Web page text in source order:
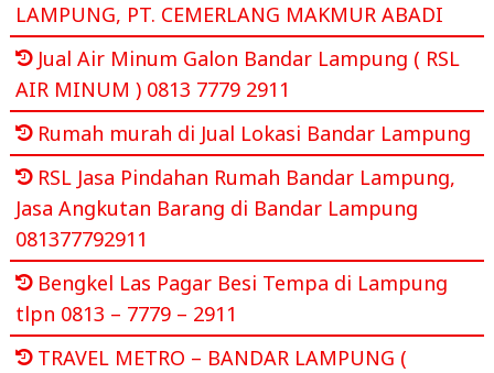
LAMPUNG, PT. CEMERLANG MAKMUR ABADI
Jual Air Minum Galon Bandar Lampung ( RSL
AIR MINUM ) 0813 7779 2911
Rumah murah di Jual Lokasi Bandar Lampung
RSL Jasa Pindahan Rumah Bandar Lampung,
Jasa Angkutan Barang di Bandar Lampung
081377792911
Bengkel Las Pagar Besi Tempa di Lampung
tlpn 0813 – 7779 – 2911
TRAVEL METRO – BANDAR LAMPUNG (